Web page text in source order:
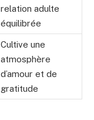
relation adulte
équilibrée
Cultive une
atmosphère
d’amour et de
gratitude